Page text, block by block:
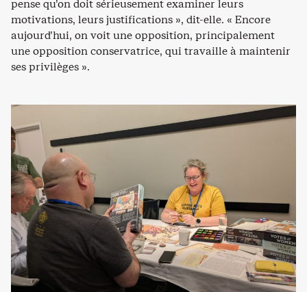
pense qu’on doit sérieusement examiner leurs
motivations, leurs justifications », dit-elle. « Encore
aujourd’hui, on voit une opposition, principalement
une opposition conservatrice, qui travaille à maintenir
ses privilèges ».